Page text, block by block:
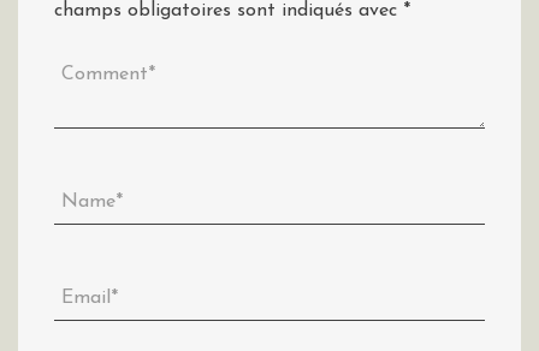
champs obligatoires sont indiqués avec *